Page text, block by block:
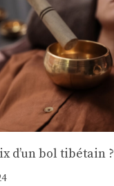
d’un bol tibétain ?